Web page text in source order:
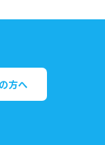
方へ